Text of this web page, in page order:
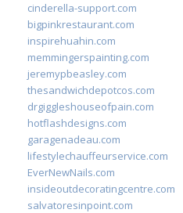
cinderella-support.com
bigpinkrestaurant.com
inspirehuahin.com
memmingerspainting.com
jeremypbeasley.com
thesandwichdepotcos.com
drgiggleshouseofpain.com
hotflashdesigns.com
garagenadeau.com
lifestylechauffeurservice.com
EverNewNails.com
insideoutdecoratingcentre.com
salvatoresinpoint.com